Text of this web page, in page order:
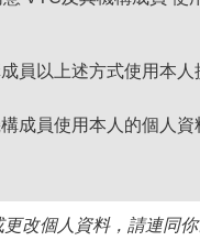
員以上述方式使用本
成員使用本人的個人
改個人資料，請連同